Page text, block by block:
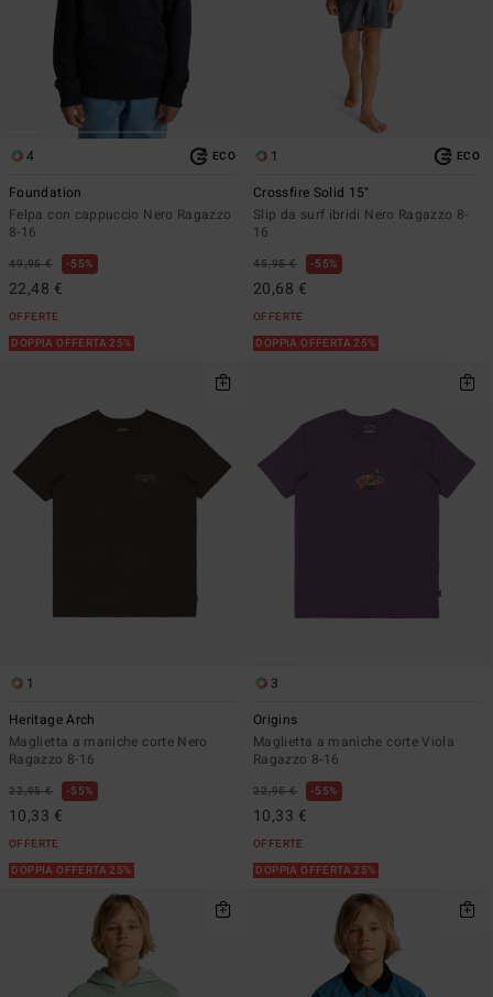
4 ECO
Foundation
Felpa con cappuccio Nero Ragazzo
8-16
49,95 € 55%
22,48 €
OFFERTE
DOPPIA OFFERTA 25%
1 ECO
Crossfire Solid 15"
Slip da surf ibridi Nero Ragazzo 8-
16
45,95 € 55%
20,68 €
OFFERTE
DOPPIA OFFERTA 25%
1
Heritage Arch
Maglietta a maniche corte Nero
Ragazzo 8-16
22,95 € 55%
10,33 €
OFFERTE
DOPPIA OFFERTA 25%
3
Origins
Maglietta a maniche corte Viola
Ragazzo 8-16
22,95 € 55%
10,33 €
OFFERTE
DOPPIA OFFERTA 25%